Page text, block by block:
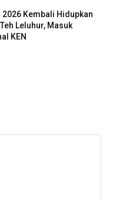
2026 Kembali Hidupkan
Leluhur, Masuk
KEN